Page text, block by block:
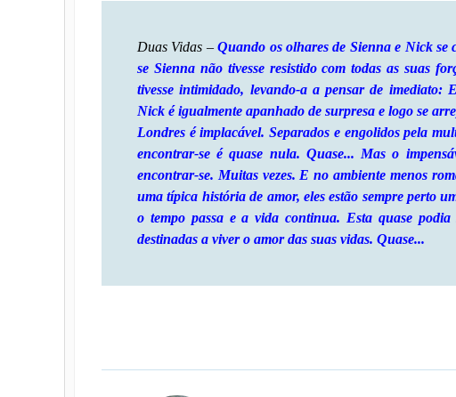
Duas Vidas –Quando os olhares de Sienna e Nick
se Sienna não tivesse resistido com todas as suas
tivesse intimidado, levando-a a pensar de imediato:
Nick é igualmente apanhado de surpresa e logo se
Londres é implacável. Separados e engolidos pela
encontrar-se é quase nula. Quase... Mas o
encontrar-se. Muitas vezes. E no ambiente menos
uma típica história de amor, eles estão sempre perto
o tempo passa e a vida continua. Esta quase
destinadas a viver o amor das suas vidas. Quase...